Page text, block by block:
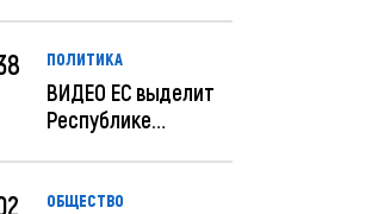
ПОЛИТИКА
ВИДЕО ЕС выделит
Республике
ОБЩЕСТВО